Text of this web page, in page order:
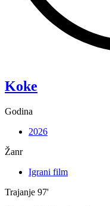
Koke
Godina
2026
Žanr
Igrani film
Trajanje 97'